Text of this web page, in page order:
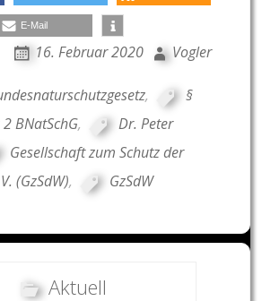
E-Mail
16. Februar 2020 Vogler
,
§
BNatSchG,
Dr. Peter
Gesellschaft zum Schutz der
(GzSdW), GzSdW
Aktuell